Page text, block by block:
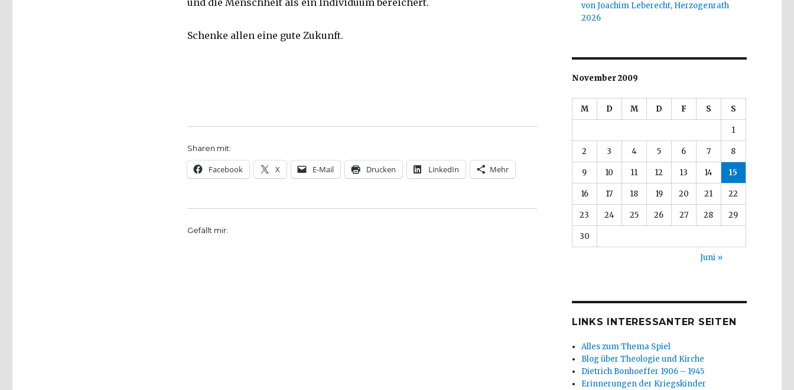
und die Menschheit als ein Individuum bereichert.
Schenke allen eine gute Zukunft.
Sharen mit:
Facebook X E-Mail Drucken LinkedIn Mehr
Gefällt mir:
von Joachim Leberecht, Herzogenrath
2026
November 2009
M D M D F S S
1
2 3 4 5 6 7 8
9 10 11 12 13 14 15
16 17 18 19 20 21 22
23 24 25 26 27 28 29
30
Juni »
LINKS INTERESSANTER SEITEN
Alles zum Thema Spiel
Blog über Theologie und Kirche
Dietrich Bonhoeffer 1906 – 1945
Erinnerungen der Kriegskinder